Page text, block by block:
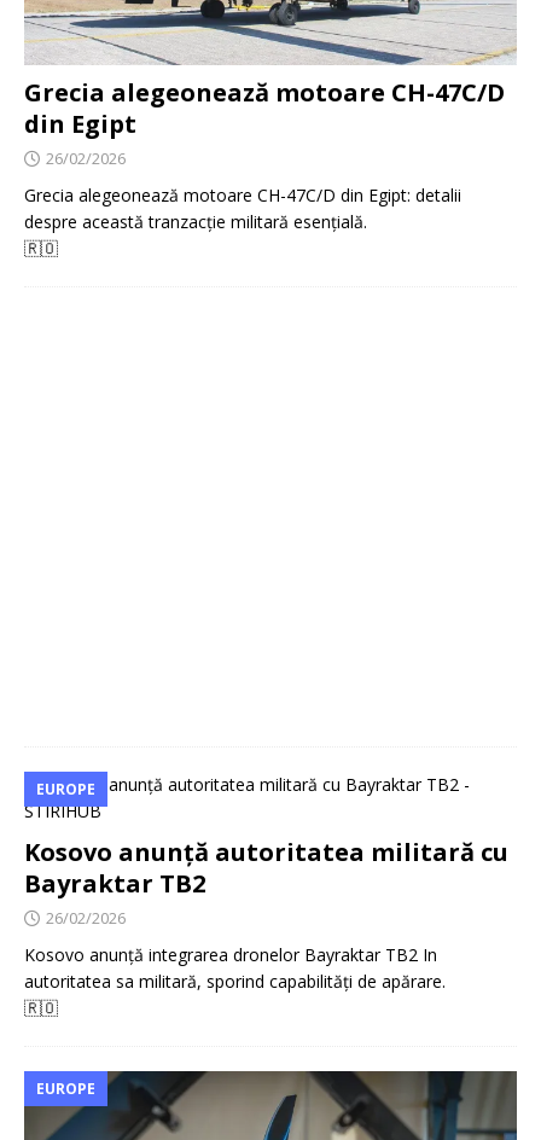
Grecia alegeonează motoare CH-47C/D
din Egipt
26/02/2026
Grecia alegeonează motoare CH-47C/D din Egipt: detalii
despre această tranzacție militară esențială.
🇷🇴
EUROPE
Kosovo anunță autoritatea militară cu
Bayraktar TB2
26/02/2026
Kosovo anunță integrarea dronelor Bayraktar TB2 In
autoritatea sa militară, sporind capabilități de apărare.
🇷🇴
EUROPE